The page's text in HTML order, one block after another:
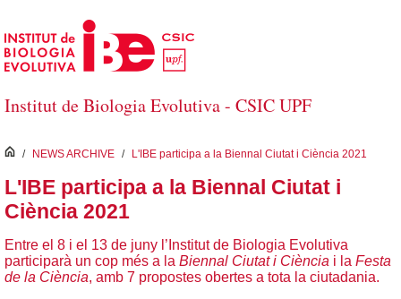
Salta al contingut principal
Institut de Biologia Evolutiva - CSIC UPF
inici
/ NEWS ARCHIVE / L'IBE participa a la Biennal Ciutat i Ciència 2021
L'IBE participa a la Biennal Ciutat i
Ciència 2021
Entre el 8 i el 13 de juny l’Institut de Biologia Evolutiva
participarà un cop més a la Biennal Ciutat i Ciència i la Festa
de la Ciència, amb 7 propostes obertes a tota la ciutadania.